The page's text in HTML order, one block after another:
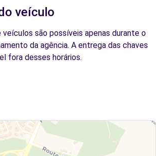
veículo
são possíveis apenas durante o
da agência. A entrega das chaves
fora desses horários.